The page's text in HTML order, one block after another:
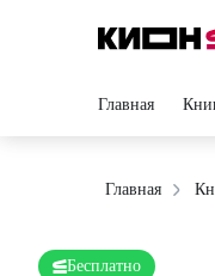
Главная
Главная
Бесплатно